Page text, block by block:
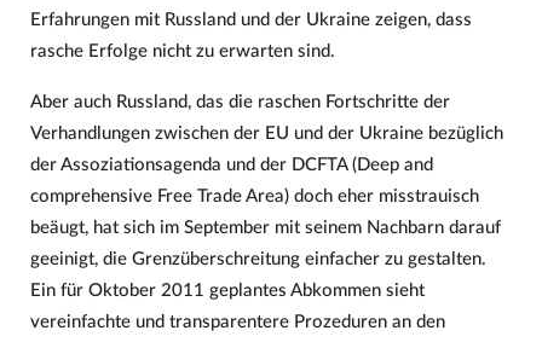
Erfahrungen mit Russland und der Ukraine zeigen, dass
rasche Erfolge nicht zu erwarten sind.
Aber auch Russland, das die raschen Fortschritte der
Verhandlungen zwischen der EU und der Ukraine bezüglich
der Assoziationsagenda und der DCFTA (Deep and
comprehensive Free Trade Area) doch eher misstrauisch
beäugt, hat sich im September mit seinem Nachbarn darauf
geeinigt, die Grenzüberschreitung einfacher zu gestalten.
Ein für Oktober 2011 geplantes Abkommen sieht
vereinfachte und transparentere Prozeduren an den